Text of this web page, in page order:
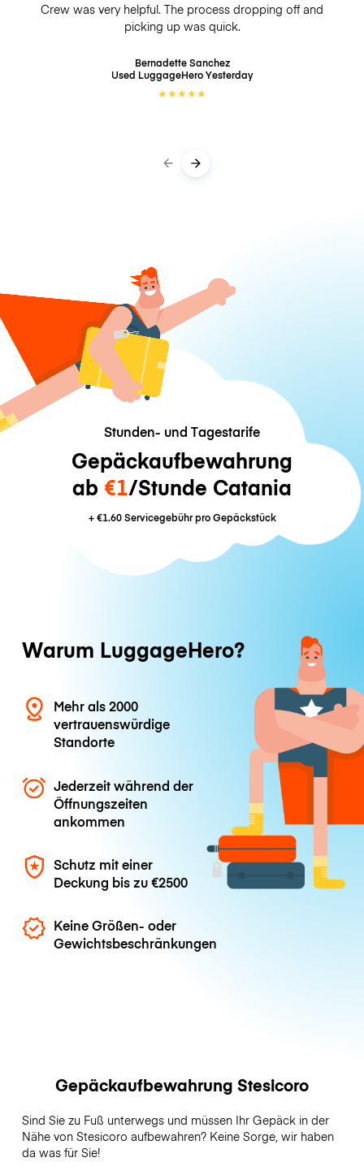
Crew was very helpful. The process dropping off and
picking up was quick.
Bernadette Sanchez
Used LuggageHeroYesterday
★★★★★
Stunden- und Tagestarife
Gepäckaufbewahrung
ab €1/Stunde Catania
+€1.60Servicegebühr pro Gepäckstück
Warum LuggageHero?
Mehr als 2000
vertrauenswürdige
Standorte
Jederzeit während der
Öffnungszeiten
ankommen
Schutz mit einer
Deckung bis zu€2500
Keine Größen- oder
Gewichtsbeschränkungen
Gepäckaufbewahrung Stesicoro
Sind Sie zu Fuß unterwegs und müssen Ihr Gepäck in der
Nähe von Stesicoro aufbewahren? Keine Sorge, wir haben
da was für Sie!